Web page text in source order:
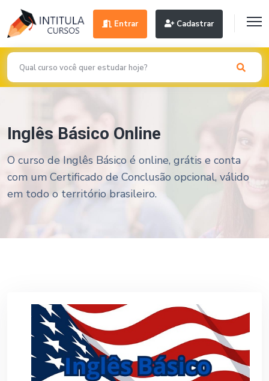
Entrar Cadastrar
Inglês Básico Online
O curso de Inglês Básico é online, grátis e conta
com um Certificado de Conclusão opcional, válido
em todo o território brasileiro.